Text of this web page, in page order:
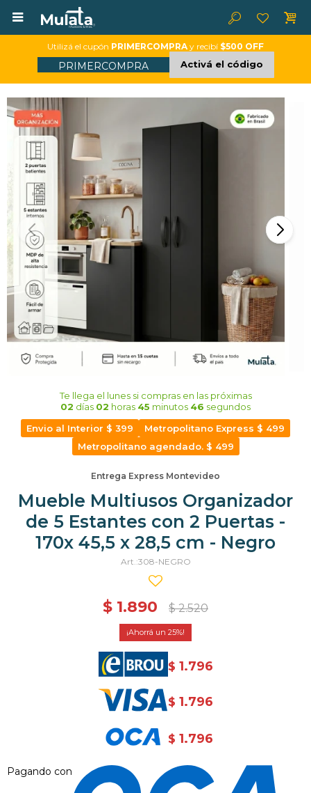

Utilizá el cupón PRIMERCOMPRA y recibí $500 OFF
PRIMERCOMPRA Activá el código
Te llega el lunessi compras en las próximas
02 días 02 horas 45 minutos 46 segundos
Envio al Interior $ 399
Metropolitano Express $ 499
Metropolitano agendado. $ 499
Entrega Express Montevideo
Mueble Multiusos Organizador
de 5 Estantes con 2 Puertas -
170x 45,5 x 28,5 cm - Negro
308-NEGRO
$ 1.890 $ 2.520
25
$ 1.796
$ 1.796
$ 1.796
Pagando con